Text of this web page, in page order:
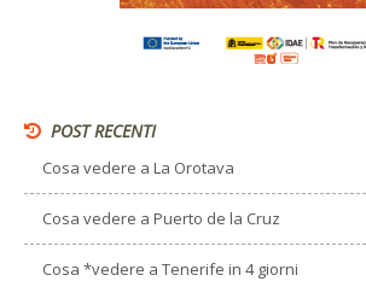
POST RECENTI
Cosa vedere a La Orotava
Cosa vedere a Puerto de la Cruz
Cosa *vedere a Tenerife in 4 giorni